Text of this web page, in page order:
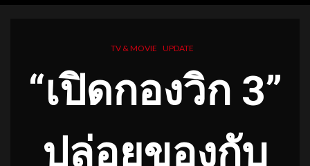
TV & MOVIE UPDATE
“เปิดกองวิก 3”
ปล่อยของกับ